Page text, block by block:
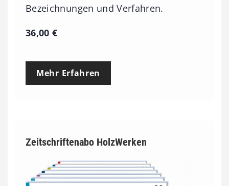
Bezeichnungen und Verfahren.
36,00€
Mehr Erfahren
Zeitschriftenabo HolzWerken